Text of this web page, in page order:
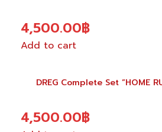
4,500.00฿
Add to cart
DREG Complete Set ”HOME
4,500.00฿